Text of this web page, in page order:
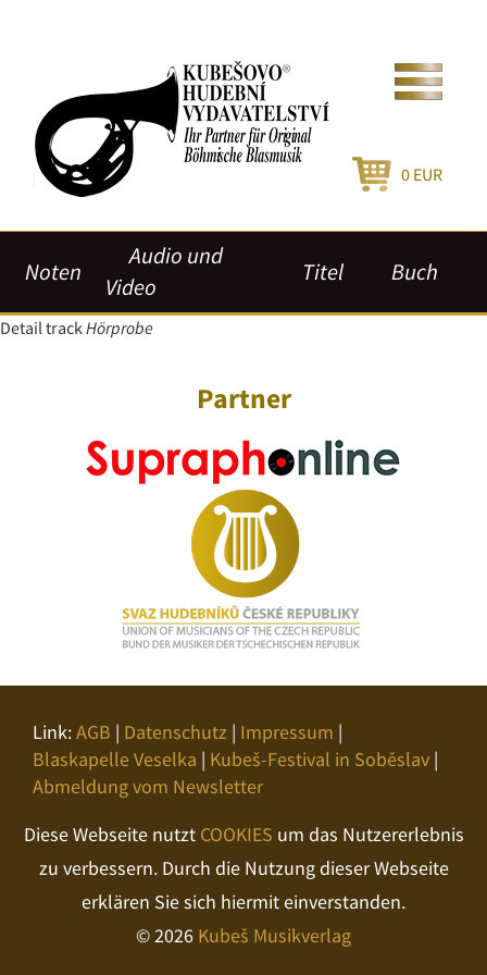
0 EUR
Noten
Audio und
Video
Titel Buch
Detail trackHörprobe
Partner
Link:AGB | Datenschutz | Impressum |
Blaskapelle Veselka | Kubeš-Festival in Soběslav |
Abmeldung vom Newsletter
Diese Webseite nutzt COOKIES um das Nutzererlebnis
zu verbessern. Durch die Nutzung dieser Webseite
erklären Sie sich hiermit einverstanden.
© 2026 Kubeš Musikverlag